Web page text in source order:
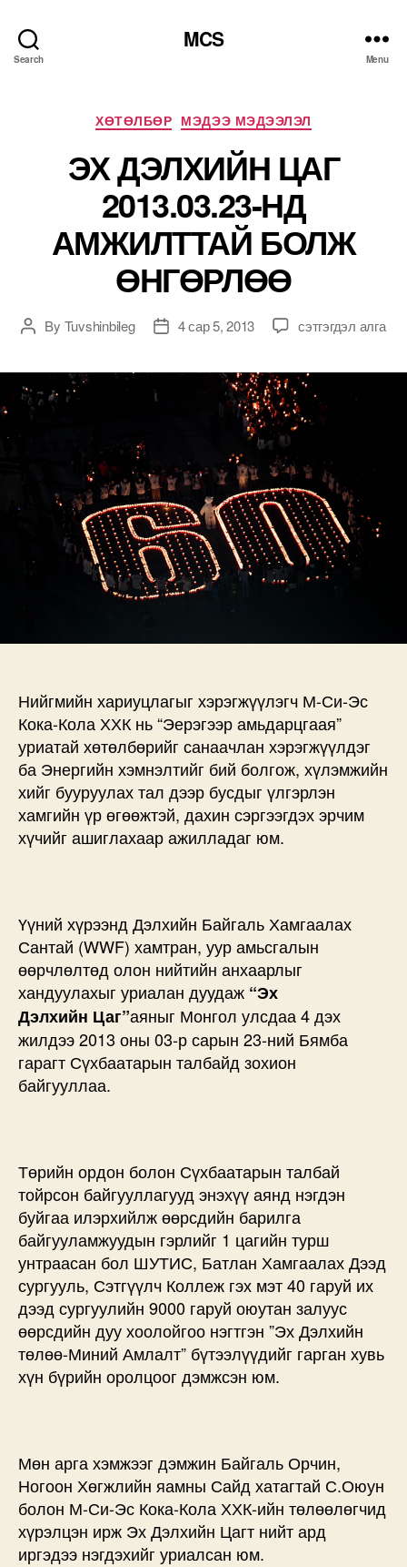
Search
MCS
Menu
Categories
ХӨТӨЛБӨР МЭДЭЭ МЭДЭЭЛЭЛ
ЭХ ДЭЛХИЙН ЦАГ
2013.03.23-НД
АМЖИЛТТАЙ БОЛЖ
ӨНГӨРЛӨӨ
PostBy Tuvshinbileg
Post4 сар 5, 2013
ЭХ
2013.03.23-
НД
АМЖИЛТТАЙ
ӨНГӨРЛӨӨ
дээр
сэтгэгдэл алга
Нийгмийн хариуцлагыг хэрэгжүүлэгч М-Си-Эс
Кока-Кола ХХК нь “Эерэгээр амьдарцгаая”
уриатай хөтөлбөрийг санаачлан хэрэгжүүлдэг
ба Энергийн хэмнэлтийг бий болгож, хүлэмжийн
хийг бууруулах тал дээр бусдыг үлгэрлэн
хамгийн үр өгөөжтэй, дахин сэргээгдэх эрчим
хүчийг ашиглахаар ажилладаг юм.
Үүний хүрээнд Дэлхийн Байгаль Хамгаалах
Сантай (WWF) хамтран, уур амьсгалын
өөрчлөлтөд олон нийтийн анхаарлыг
хандуулахыг уриалан дуудаж “Эх
Дэлхийн Цаг”аяныг Монгол улсдаа 4 дэх
жилдээ 2013 оны 03-р сарын 23-ний Бямба
гарагт Сүхбаатарын талбайд зохион
байгууллаа.
Төрийн ордон болон Сүхбаатарын талбай
тойрсон байгууллагууд энэхүү аянд нэгдэн
буйгаа илэрхийлж өөрсдийн барилга
байгууламжуудын гэрлийг 1 цагийн турш
унтраасан бол ШУТИС, Батлан Хамгаалах Дээд
сургууль, Сэтгүүлч Коллеж гэх мэт 40 гаруй их
дээд сургуулийн 9000 гаруй оюутан залуус
өөрсдийн дуу хоолойгоо нэгтгэн ”Эх Дэлхийн
төлөө-Миний Амлалт” бүтээлүүдийг гарган хувь
хүн бүрийн оролцоог дэмжсэн юм.
Мөн арга хэмжээг дэмжин Байгаль Орчин,
Ногоон Хөгжлийн яамны Сайд хатагтай С.Оюун
болон М-Си-Эс Кока-Кола ХХК-ийн төлөөлөгчид
хүрэлцэн ирж Эх Дэлхийн Цагт нийт ард
иргэдээ нэгдэхийг уриалсан юм.